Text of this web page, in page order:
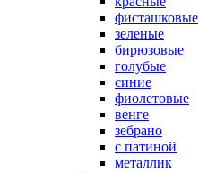
фисташковые
зеленые
бирюзовые
голубые
синие
фиолетовые
венге
зебрано
с патиной
металлик